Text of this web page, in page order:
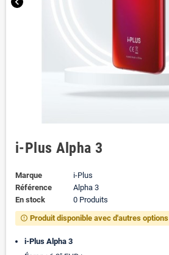
i-Plus Alpha 3
Marque
i-Plus
Référence
Alpha 3
En stock
0 Produits
error_outline Produit disponible avec d'autres options
i-Plus Alpha 3